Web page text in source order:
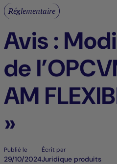
Réglementaire
Avis :
de
AM
»
Publié le
29/10/2024
Écrit par
Juridique produits